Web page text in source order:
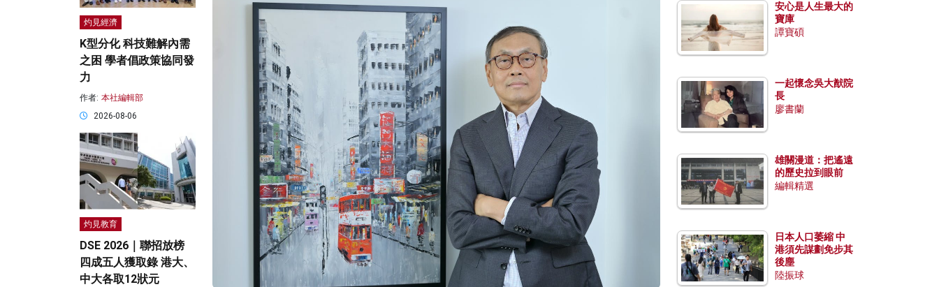
灼見經濟
K型分化 科技難解內需
之困 學者倡政策協同發
力
作者: 本社編輯部
2026-08-06
灼見教育
DSE 2026｜聯招放榜
四成五人獲取錄 港大、
中大各取12狀元
安心是人生最大的
寶庫
譚寶碩
一起懷念吳大猷院
長
廖書蘭
雄關漫道：把遙遠
的歷史拉到眼前
編輯精選
日本人口萎縮 中
港須先謀劃免步其
後塵
陸振球